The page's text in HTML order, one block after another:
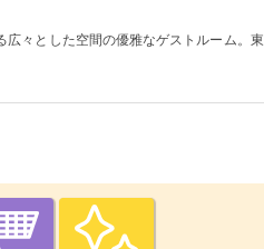
広々とした空間の優雅なゲストルーム。東